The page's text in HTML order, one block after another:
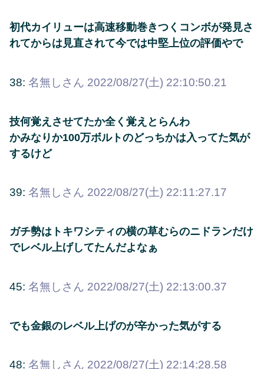
初代カイリューは高速移動巻きつくコンボが発見さ
れてからは見直されて今では中堅上位の評価やで
38: 名無しさん 2022/08/27(土) 22:10:50.21
技何覚えさせてたか全く覚えとらんわ
かみなりか100万ボルトのどっちかは入ってた気が
するけど
39: 名無しさん 2022/08/27(土) 22:11:27.17
ガチ勢はトキワシティの横の草むらのニドランだけ
でレベル上げしてたんだよなぁ
45: 名無しさん 2022/08/27(土) 22:13:00.37
でも金銀のレベル上げのが辛かった気がする
48: 名無しさん 2022/08/27(土) 22:14:28.58